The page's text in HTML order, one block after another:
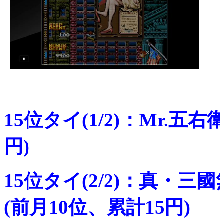
15位タイ(1/2)：Mr.五
円)
15位タイ(2/2)：真・
(前月10位、累計15円)